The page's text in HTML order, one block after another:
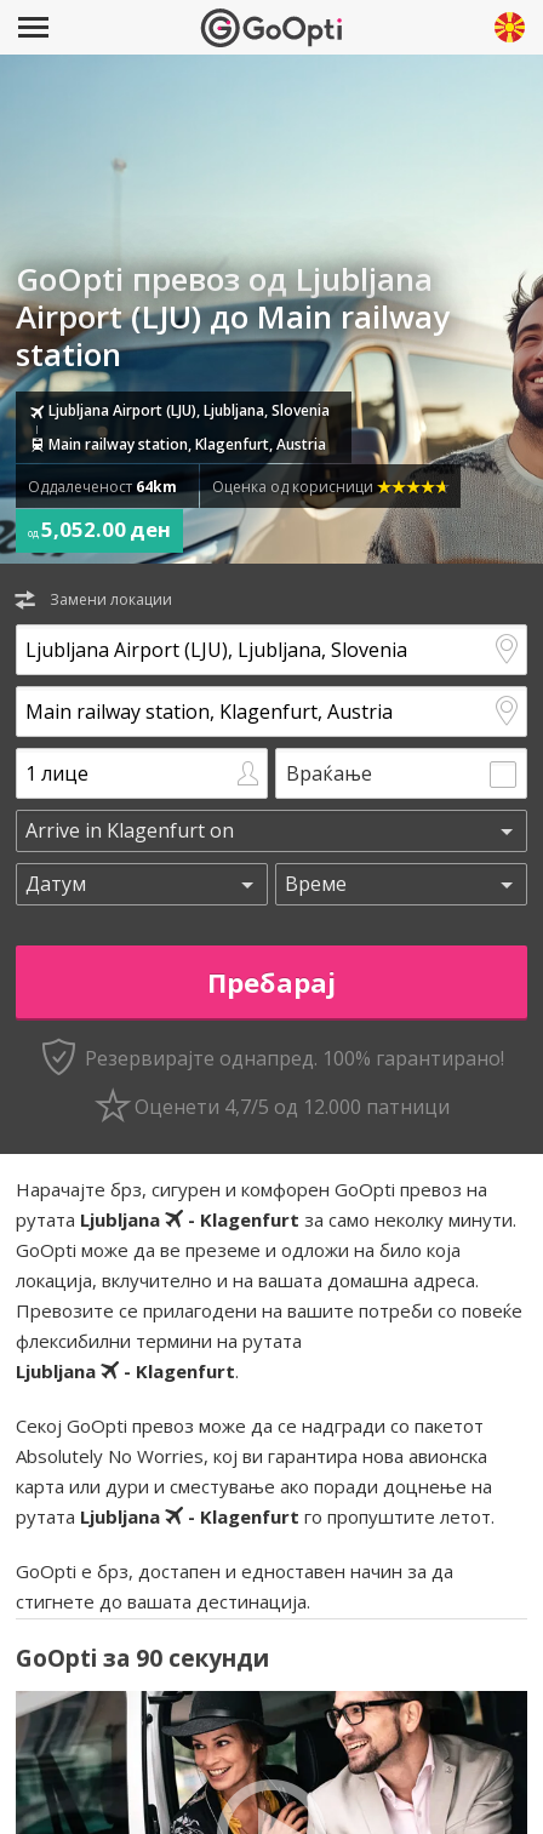
GoOpti превоз од Ljubljana
Airport (LJU) до Main railway
station
Ljubljana Airport (LJU), Ljubljana, Slovenia
Main railway station, Klagenfurt, Austria
Оддалеченост 64km Оценка од корисници
од5,052.00 ден
Замени локации
Враќање
Резервирајте однапред. 100% гарантирано!
Оценети 4,7/5 од 12.000 патници
Нарачајте брз, сигурен и комфорен GoOpti превоз на
рутата Ljubljana - Klagenfurt за само неколку минути.
GoOpti може да ве преземе и одложи на било која
локација, вклучително и на вашата домашна адреса.
Превозите се прилагодени на вашите потреби со повеќе
флексибилни термини на рутата
Ljubljana
- Klagenfurt.
Секој GoOpti превоз може да се надгради со пакетот
Absolutely No Worries, кој ви гарантира нова авионска
карта или дури и сместување ако поради доцнење на
рутата Ljubljana - Klagenfurt го пропуштите летот.
GoOpti е брз, достапен и едноставен начин за да
стигнете до вашата дестинација.
GoOpti за 90 секунди